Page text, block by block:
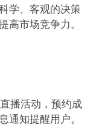
学、客观的决策
高市场竞争力。
播活动，预约成
通知提醒用户。